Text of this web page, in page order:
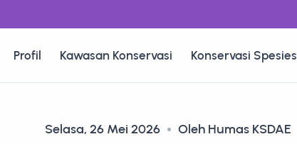
Profil Kawasan Konservasi Konservasi Spesies
Selasa, 26 Mei 2026 Oleh Humas KSDAE